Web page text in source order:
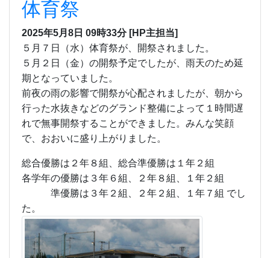
総合優勝は２年８組、総合準優勝は１年２組
各学年の優勝は３年６組、２年８組、１年２組
準優勝は３年２組、２年２組、１年７組
た。